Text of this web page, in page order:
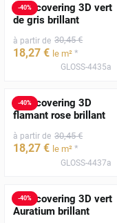
-40%
Film covering 3D vert
de gris brillant
à partir de 30,45 €
18,27 € le m² *
GLOSS-4435a
-40%
Film covering 3D
flamant rose brillant
à partir de 30,45 €
18,27 € le m² *
GLOSS-4437a
-40%
Film covering 3D vert
Auratium brillant